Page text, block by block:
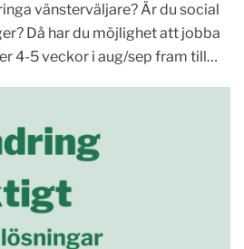
vänsterväljare? Är du social
Då har du möjlighet att jobba
4-5 veckor i aug/sep fram till…